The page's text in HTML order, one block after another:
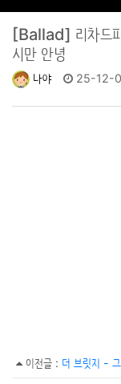
[Ballad] 리차
시만 안녕
나야 25-12-
이전글 : 더 브릿지 -